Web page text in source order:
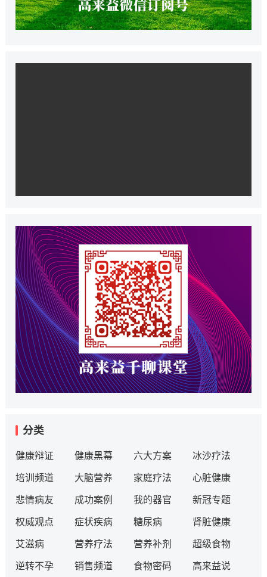
分类
健康辩证 健康黑幕 六大方案 冰沙疗法
培训频道 大脑营养 家庭疗法 心脏健康
悲情病友 成功案例 我的器官 新冠专题
权威观点 症状疾病 糖尿病 肾脏健康
艾滋病 营养疗法 营养补剂 超级食物
逆转不孕 销售频道 食物密码 高来益说